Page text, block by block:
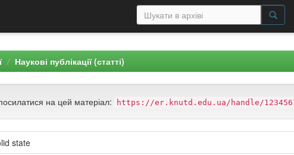
Наукові публікації (статті)
на цей матеріал: https://er.knutd.edu.ua/handle/
state